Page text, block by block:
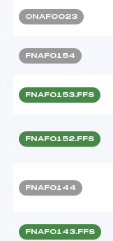
ONAF0023
FNAF0154
FNAF0153.FFS
FNAF0152.FFS
FNAF0144
FNAF0143.FFS